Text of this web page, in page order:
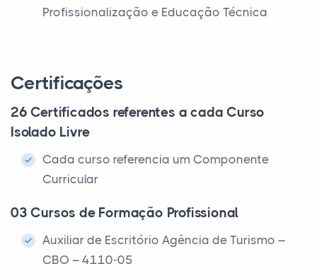
Profissionalização e Educação Técnica
Certificações
26 Certificados referentes a cada Curso
Isolado Livre
Cada curso referencia um Componente
Curricular
03 Cursos de Formação Profissional
Auxiliar de Escritório Agência de Turismo –
CBO – 4110-05